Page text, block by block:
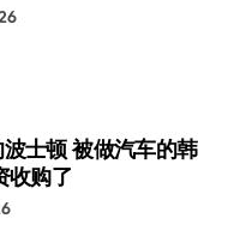
士顿 被做汽车的韩
收购了